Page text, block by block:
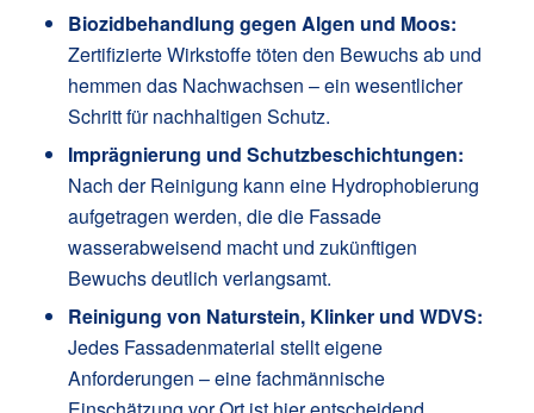
Biozidbehandlung gegen Algen und Moos:
Zertifizierte Wirkstoffe töten den Bewuchs ab und
hemmen das Nachwachsen – ein wesentlicher
Schritt für nachhaltigen Schutz.
Imprägnierung und Schutzbeschichtungen:
Nach der Reinigung kann eine Hydrophobierung
aufgetragen werden, die die Fassade
wasserabweisend macht und zukünftigen
Bewuchs deutlich verlangsamt.
Reinigung von Naturstein, Klinker und WDVS:
Jedes Fassadenmaterial stellt eigene
Anforderungen – eine fachmännische